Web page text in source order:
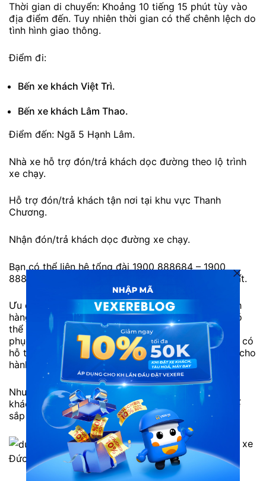
Thời gian di chuyển: Khoảng 10 tiếng 15 phút tùy vào
địa điểm đến. Tuy nhiên thời gian có thể chênh lệch do
tình hình giao thông.
Điểm đi:
Bến xe khách Việt Trì.
Bến xe khách Lâm Thao.
Điểm đến: Ngã 5 Hạnh Lâm.
Nhà xe hỗ trợ đón/trả khách dọc đường theo lộ trình
xe chạy.
Hỗ trợ đón/trả khách tận nơi tại khu vực Thanh
Chương.
Nhận đón/trả khách dọc đường xe chạy.
Bạn có thể liên hệ tổng đài 1900 888684 – 1900
888843 để được nhân viên hỗ trợ đặt vé nhanh nhất.
Ưu điểm: Xe luôn xuất phát đúng khung giờ cố định
hàng ngày, tài xế lái xe an toàn, giúp hành khách có
thể nghỉ ngơi thoải mái trên xe. Đội ngũ nhân viên
phục vụ ân cần, chu đáo, hỗ trợ khách hết mình. Xe có
hỗ trợ trung chuyển, đón/trả tại nhiều điểm tiện lợi cho
hành khách.
Nhược điểm: Nhà xe không hỗ trợ chọn chỗ trước,
khách chỉ đặt số lượng vé, khi lên xe sẽ được tài xế
sắp xếp chỗ sau.
Nội thất xe
Đức Thịnh Phát